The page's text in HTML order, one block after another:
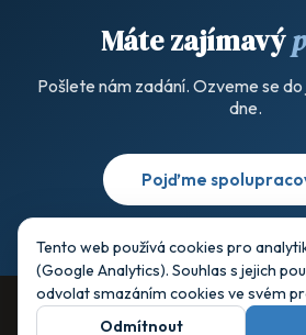
Máte zajímavý
Pošlete nám zadání. Ozveme se
dne.
Pojďme
© 2003–2026 DENDRIT s.r.o.
Tento web používá cookies pro
(Google Analytics). Souhlas s jejich
odvolat smazáním cookies ve svém
Odmítnout